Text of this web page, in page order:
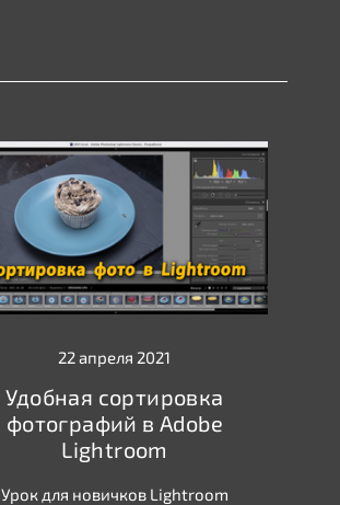
22 апреля 2021
Удобная сортировка
фотографий в Adobe
Lightroom
Урок для новичков Lightroom